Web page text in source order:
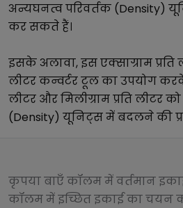
अन्यघनत्व परिवर्तक (Density)
कर सकते हैं।
इसके अलावा, इसएक्साग्राम प्रति
लीटरकन्वर्टर टूल का उपयोग
लीटर औरमिलीग्राम प्रति लीटर
(Density) यूनिट्स में बदलने की
कृपया बाएँ कॉलम में वर्तमान
कॉलम में इच्छित इकाई का चयन